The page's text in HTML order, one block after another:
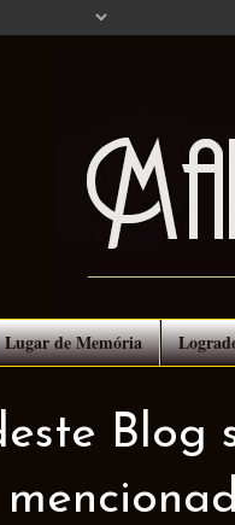
Lugar de Memória
Blog